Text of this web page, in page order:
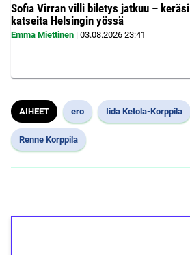
Sofia Virran villi biletys jatkuu – keräsi
katseita Helsingin yössä
Emma Miettinen | 03.08.2026 23:41
AIHEET ero Iida Ketola-Korppila
Renne Korppila